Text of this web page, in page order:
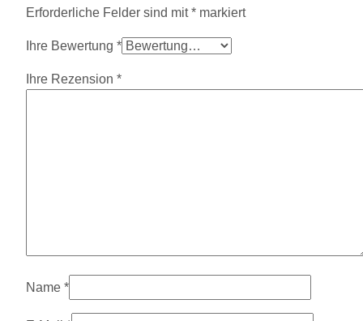
Erforderliche Felder sind mit* markiert
Ihre Bewertung *
Ihre Rezension *
Name *